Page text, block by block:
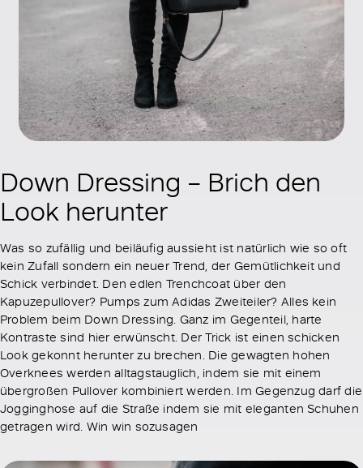
Down Dressing – Brich den
Look herunter
Was so zufällig und beiläufig aussieht ist natürlich wie so oft
kein Zufall sondern ein neuer Trend, der Gemütlichkeit und
Schick verbindet. Den edlen Trenchcoat über den
Kapuzepullover? Pumps zum Adidas Zweiteiler? Alles kein
Problem beim Down Dressing. Ganz im Gegenteil, harte
Kontraste sind hier erwünscht. Der Trick ist einen schicken
Look gekonnt herunter zu brechen. Die gewagten hohen
Overknees werden alltagstauglich, indem sie mit einem
übergroßen Pullover kombiniert werden. Im Gegenzug darf die
Jogginghose auf die Straße indem sie mit eleganten Schuhen
getragen wird. Win win sozusagen